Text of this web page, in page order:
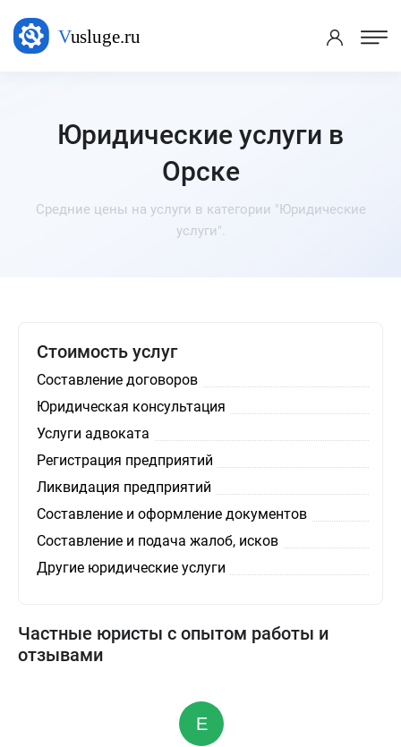
Юридические услуги в
Орске
Средние цены на услуги в категории "Юридические
услуги".
Стоимость услуг
Составление договоров
Юридическая консультация
Услуги адвоката
Регистрация предприятий
Ликвидация предприятий
Составление и оформление документов
Составление и подача жалоб, исков
Другие юридические услуги
Частные юристы с опытом работы и
отзывами